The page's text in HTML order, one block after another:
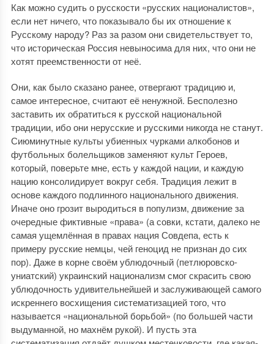
Как можно судить о русскости «русских националистов»,
если нет ничего, что показывало бы их отношение к
Русскому народу? Раз за разом они свидетельствует то,
что историческая Россия невыносима для них, что они не
хотят преемственности от неё.
Они, как было сказано ранее, отвергают традицию и,
самое интересное, считают её ненужной. Бесполезно
заставить их обратиться к русской национальной
традиции, ибо они нерусские и русскими никогда не станут.
Сиюминутные культы убиенных чурками алкобонов и
футбольных болельщиков заменяют культ Героев,
который, поверьте мне, есть у каждой нации, и каждую
нацию консолидирует вокруг себя. Традиция лежит в
основе каждого подлинного национального движения.
Иначе оно грозит выродиться в популизм, движение за
очередные фиктивные «права» (а совки, кстати, далеко не
самая ущемлённая в правах нация Совдепа, есть к
примеру русские немцы, чей геноцид не признан до сих
пор). Даже в корне своём ублюдочный (петлюровско-
униатский) украинский национализм смог скрасить свою
ублюдочность удивительнейшей и заслуживающей самого
искреннего восхищения систематизацией того, что
называется «национальной борьбой» (по большей части
выдуманной, но махнём рукой). И пусть эта